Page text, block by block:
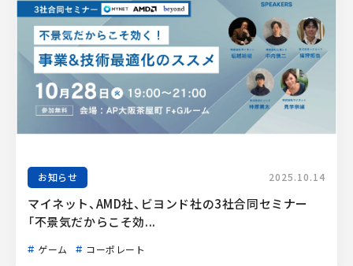
お知らせ 2025.10.14
マイネット、AMD社、ビヨンド社の3社合同セミナー
「不景気だからこそ効...
ゲーム コーポレート